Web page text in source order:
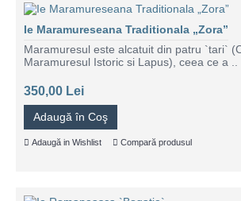
Ie Maramureseana Traditionala „Zora”
Maramuresul este alcatuit din patru `tari`
Maramuresul Istoric si Lapus), ceea ce a ..
350,00 Lei
Adaugă în Coş
Adaugă in Wishlist Compară produsul